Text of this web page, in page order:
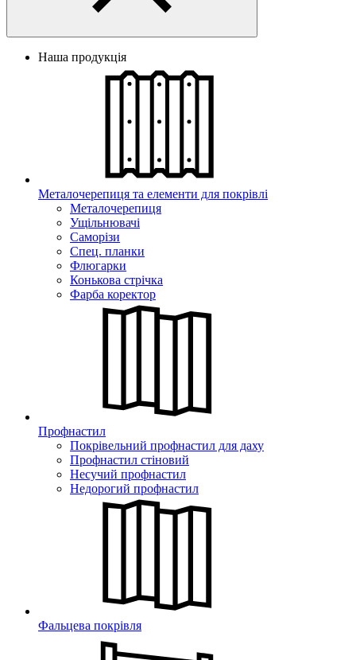
Наша продукція
Металочерепиця та елементи для покрівлі
Металочерепиця
Ущільнювачі
Саморізи
Спец. планки
Флюгарки
Конькова стрічка
Фарба коректор
Профнастил
Покрівельний профнастил для даху
Профнастил стіновий
Несучий профнастил
Недорогий профнастил
Фальцева покрівля